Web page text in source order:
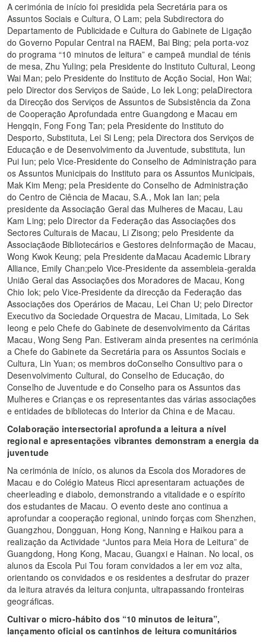
A cerimónia de início foi presidida pela Secretária para os
Assuntos Sociais e Cultura, O Lam; pela Subdirectora do
Departamento de Publicidade e Cultura do Gabinete de Ligação
do Governo Popular Central na RAEM, Bai Bing; pela porta-voz
do programa “10 minutos de leitura” e campeã mundial de ténis
de mesa, Zhu Yuling; pela Presidente do Instituto Cultural, Leong
Wai Man; pelo Presidente do Instituto de Acção Social, Hon Wai;
pelo Director dos Serviços de Saúde, Lo Iek Long; pelaDirectora
da Direcção dos Serviços de Assuntos de Subsistência da Zona
de Cooperação Aprofundada entre Guangdong e Macau em
Hengqin, Fong Fong Tan; pela Presidente do Instituto do
Desporto, Substituta, Lei Si Leng; pela Directora dos Serviços de
Educação e de Desenvolvimento da Juventude, substituta, Iun
Pui Iun; pelo Vice-Presidente do Conselho de Administração para
os Assuntos Municipais do Instituto para os Assuntos Municipais,
Mak Kim Meng; pela Presidente do Conselho de Administração
do Centro de Ciência de Macau, S.A., Mok Ian Ian; pela
presidente da Associação Geral das Mulheres de Macau, Lau
Kam Ling; pelo Director da Federação das Associações dos
Sectores Culturais de Macau, Li Zisong; pelo Presidente da
Associaçãode Bibliotecários e Gestores deInformação de Macau,
Wong Kwok Keung; pela Presidente daMacau Academic Library
Alliance, Emily Chan;pelo Vice-Presidente da assembleia-geralda
União Geral das Associações dos Moradores de Macau, Kong
Chio Iok; pelo Vice-Presidente da direcção da Federação das
Associações dos Operários de Macau, Lei Chan U; pelo Director
Executivo da Sociedade Orquestra de Macau, Limitada, Lo Sek
Ieong e pelo Chefe do Gabinete de desenvolvimento da Cáritas
Macau, Wong Seng Pan. Estiveram ainda presentes na cerimónia
a Chefe do Gabinete da Secretária para os Assuntos Sociais e
Cultura, Lin Yuan; os membros doConselho Consultivo para o
Desenvolvimento Cultural, do Conselho de Educação, do
Conselho de Juventude e do Conselho para os Assuntos das
Mulheres e Crianças e os representantes das várias associações
e entidades de bibliotecas do Interior da China e de Macau.
Colaboração intersectorial aprofunda a leitura a nível
regional e apresentações vibrantes demonstram a energia da
juventude
Na cerimónia de início, os alunos da Escola dos Moradores de
Macau e do Colégio Mateus Ricci apresentaram actuações de
cheerleading e diabolo, demonstrando a vitalidade e o espírito
dos estudantes de Macau. O evento deste ano continua a
aprofundar a cooperação regional, unindo forças com Shenzhen,
Guangzhou, Dongguan, Hong Kong, Nanning e Haikou para a
realização da Actividade “Juntos para Meia Hora de Leitura” de
Guangdong, Hong Kong, Macau, Guangxi e Hainan. No local, os
alunos da Escola Pui Tou foram convidados a ler em voz alta,
orientando os convidados e os residentes a desfrutar do prazer
da leitura através da leitura conjunta, ultrapassando fronteiras
geográficas.
Cultivar o micro-hábito dos “10 minutos de leitura”,
lançamento oficial os cantinhos de leitura comunitários